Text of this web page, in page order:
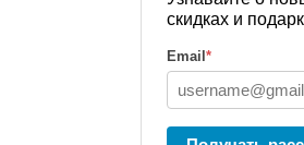
скидках и
Email *